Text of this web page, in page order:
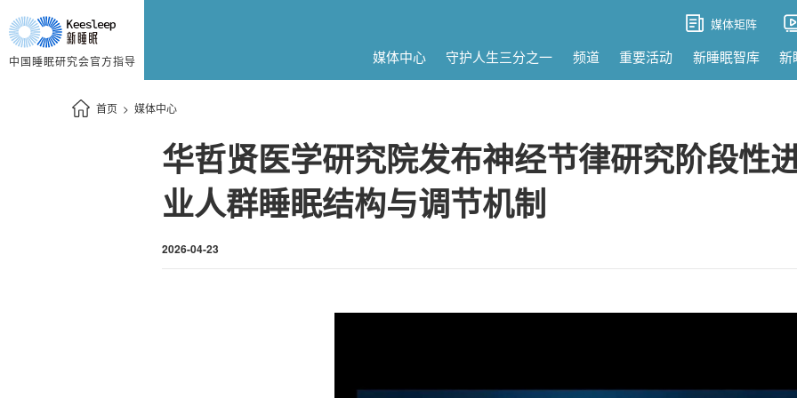
中国睡眠研究会官方指导
媒体矩阵
媒体中心 守护人生三分之一 频道 重要活动 新睡眠智库 新
首页 >媒体中心
华哲贤医学研究院发布神经节律研究阶段性
业人群睡眠结构与调节机制
2026-04-23